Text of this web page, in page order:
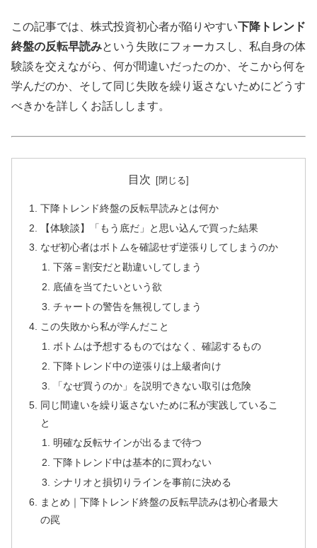
この記事では、株式投資初心者が陥りやすい下降トレンド
終盤の反転早読みという失敗にフォーカスし、私自身の体
験談を交えながら、何が間違いだったのか、そこから何を
学んだのか、そして同じ失敗を繰り返さないためにどうす
べきかを詳しくお話しします。
目次
下降トレンド終盤の反転早読みとは何か
【体験談】「もう底だ」と思い込んで買った結果
なぜ初心者はボトムを確認せず逆張りしてしまうのか
下落＝割安だと勘違いしてしまう
底値を当てたいという欲
チャートの警告を無視してしまう
この失敗から私が学んだこと
ボトムは予想するものではなく、確認するもの
下降トレンド中の逆張りは上級者向け
「なぜ買うのか」を説明できない取引は危険
同じ間違いを繰り返さないために私が実践しているこ
と
明確な反転サインが出るまで待つ
下降トレンド中は基本的に買わない
シナリオと損切りラインを事前に決める
まとめ｜下降トレンド終盤の反転早読みは初心者最大
の罠